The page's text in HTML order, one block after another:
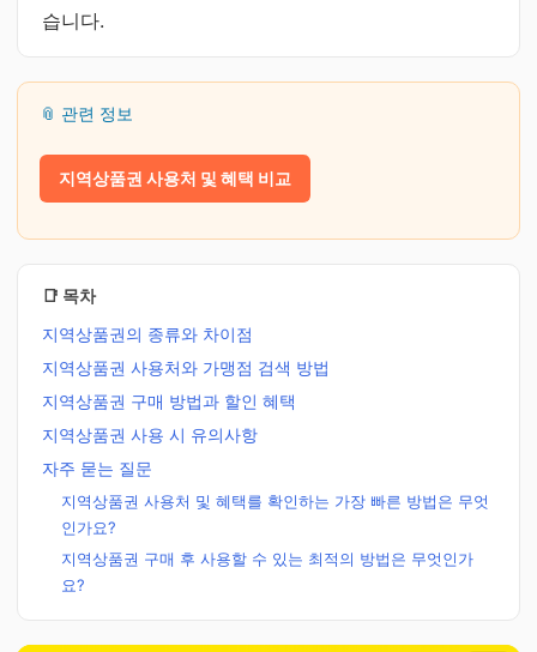
습니다.
📎 관련 정보
지역상품권 사용처 및 혜택 비교
📑 목차
지역상품권의 종류와 차이점
지역상품권 사용처와 가맹점 검색 방법
지역상품권 구매 방법과 할인 혜택
지역상품권 사용 시 유의사항
자주 묻는 질문
지역상품권 사용처 및 혜택를 확인하는 가장 빠른 방법은 무엇
인가요?
지역상품권 구매 후 사용할 수 있는 최적의 방법은 무엇인가
요?